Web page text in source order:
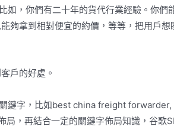
如，你們有二十年的貨代行業經驗。你們
夠拿到相對便宜的約價，等等，把用戶想
戶的好處。
鍵字，比如best china freight
，再結合一定的關鍵字佈局知識，谷歌